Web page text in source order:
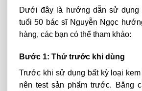
Dưới đây là hướng dẫn sử dụng
tuổi 50 bác sĩ Nguyễn Ngọc
hàng, các bạn có thể tham khảo:
Bước 1: Thử trước khi dùng
Trước khi sử dụng bất kỳ loại kem
nên test sản phẩm trước. Bằng